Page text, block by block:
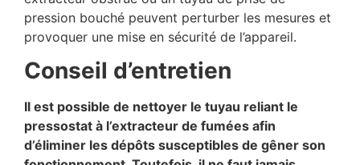
pression bouché peuvent perturber les mesures et
provoquer une mise en sécurité de l’appareil.
Conseil d’entretien
Il est possible de nettoyer le tuyau reliant le
pressostat à l’extracteur de fumées afin
d’éliminer les dépôts susceptibles de gêner son